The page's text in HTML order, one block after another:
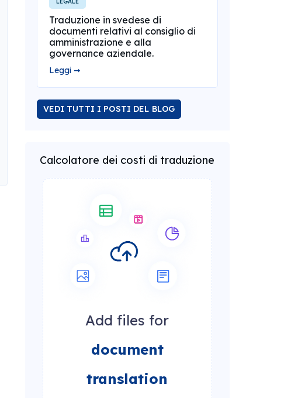
Traduzione in svedese di
documenti relativi al consiglio di
amministrazione e alla
governance aziendale.
Leggi ➞
VEDI TUTTI I POSTI DEL BLOG
Calcolatore dei costi di traduzione
Add files for
document
translation